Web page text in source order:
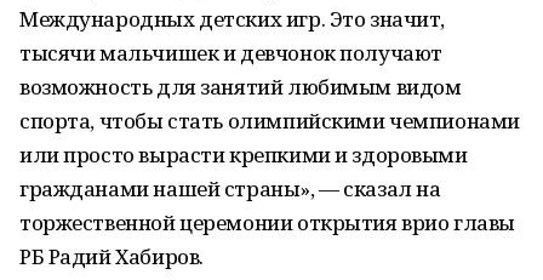
Международных детских игр. Это значит,
тысячи мальчишек и девчонок получают
возможность для занятий любимым видом
спорта, чтобы стать олимпийскими чемпионами
или просто вырасти крепкими и здоровыми
гражданами нашей страны», — сказал на
торжественной церемонии открытия врио главы
РБ Радий Хабиров.